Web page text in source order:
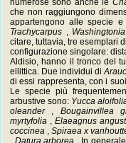
numerose sono anche le
che non raggiungono
appartengono alle specie
Trachycarpus ,
citare, tuttavia, tre esemplari
configurazione singolare:
Aldisio, hanno il tronco del
ellittica. Due individui di
di essi rappresenta, con i
Le specie più
arbustive sono: Yucca
oleander , Bougainvillea
myrtyfolia , Elaeagnus
coccinea ,Spiraea x
, Datura arborea . In